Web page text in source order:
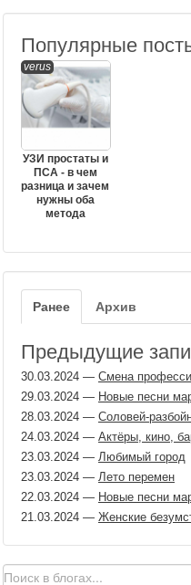
Популярные
verus
УЗИ простаты и
ПСА - в чем
разница и зачем
нужны оба
метода
Ранее Архив
Предыдущие
30.03.2024 — Смена
29.03.2024 — Новые песни
28.03.2024 — Соловей-
24.03.2024 — Актёры, кино,
23.03.2024 — Любимый город
23.03.2024 — Лето перемен
22.03.2024 — Новые песни
21.03.2024 — Женские